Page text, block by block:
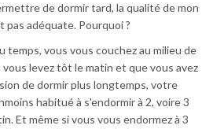
de dormir tard, la qualité de mon
pas adéquate. Pourquoi ?
temps, vous vous couchez au milieu de
levez tôt le matin et que vous avez
de dormir plus longtemps, votre
habitué à s'endormir à 2, voire 3
Et même si vous vous endormez à 3